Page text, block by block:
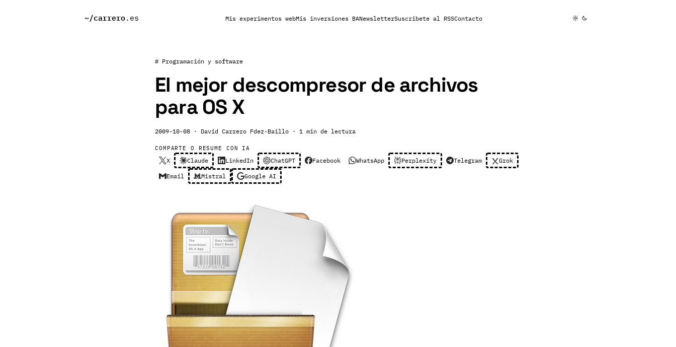
~/carrero.es Mis experimentos webMis inversiones BANewsletterSuscribete al RSSContacto
# Programación y software
El mejor descompresor de archivos
para OS X
2009-10-08 · David Carrero Fdez-Baillo · 1 min de lectura
COMPARTE O RESUME CON IA
X Claude LinkedIn ChatGPT Facebook WhatsApp Perplexity Telegram Grok
Email Mistral Google AI